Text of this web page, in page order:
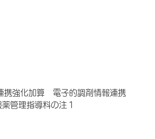
強化加算 電子的調剤情報連携
管理指導料の注１